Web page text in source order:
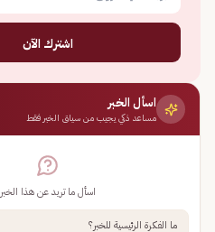
اشترك الآن
اسأل الخبر
مساعد ذكي يجيب من سياق الخبر فقط
اسأل ما تريد عن هذا الخبر
ما الفكرة الرئيسية للخبر؟